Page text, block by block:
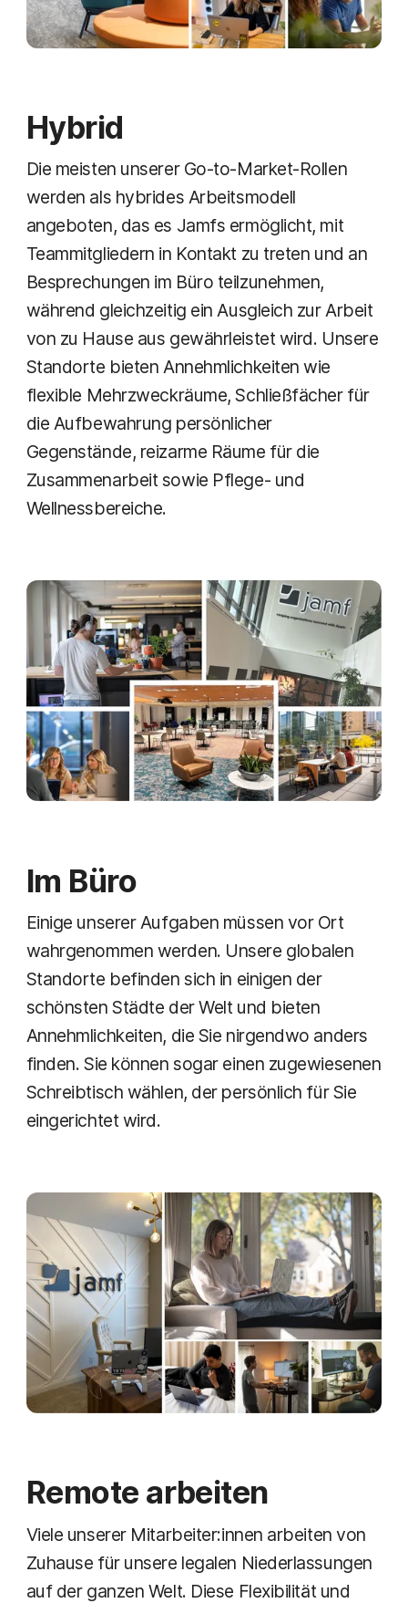
Hybrid
Die meisten unserer Go-to-Market-Rollen
werden als hybrides Arbeitsmodell
angeboten, das es Jamfs ermöglicht, mit
Teammitgliedern in Kontakt zu treten und an
Besprechungen im Büro teilzunehmen,
während gleichzeitig ein Ausgleich zur Arbeit
von zu Hause aus gewährleistet wird. Unsere
Standorte bieten Annehmlichkeiten wie
flexible Mehrzweckräume, Schließfächer für
die Aufbewahrung persönlicher
Gegenstände, reizarme Räume für die
Zusammenarbeit sowie Pflege- und
Wellnessbereiche.
Im Büro
Einige unserer Aufgaben müssen vor Ort
wahrgenommen werden. Unsere globalen
Standorte befinden sich in einigen der
schönsten Städte der Welt und bieten
Annehmlichkeiten, die Sie nirgendwo anders
finden. Sie können sogar einen zugewiesenen
Schreibtisch wählen, der persönlich für Sie
eingerichtet wird.
Remote arbeiten
Viele unserer Mitarbeiter:innen arbeiten von
Zuhause für unsere legalen Niederlassungen
auf der ganzen Welt. Diese Flexibilität und